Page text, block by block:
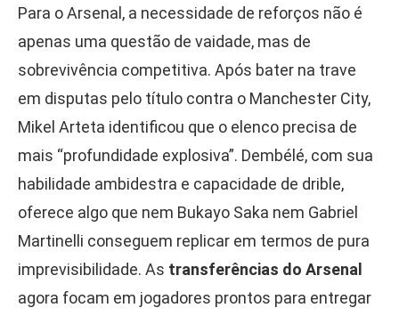
Para o Arsenal, a necessidade de reforços não é
apenas uma questão de vaidade, mas de
sobrevivência competitiva. Após bater na trave
em disputas pelo título contra o Manchester City,
Mikel Arteta identificou que o elenco precisa de
mais “profundidade explosiva”. Dembélé, com sua
habilidade ambidestra e capacidade de drible,
oferece algo que nem Bukayo Saka nem Gabriel
Martinelli conseguem replicar em termos de pura
imprevisibilidade. As transferências do Arsenal
agora focam em jogadores prontos para entregar